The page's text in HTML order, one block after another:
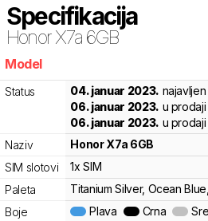
Specifikacija
Honor X7a 6GB
Model
Status 04. januar 2023. najavljen
06. januar 2023. u
06. januar 2023. u prodaji
Naziv
HonorX7a 6GB
SIM slotovi
1x SIM
Paleta
Titanium Silver, Ocean
Boje
Plava Crna